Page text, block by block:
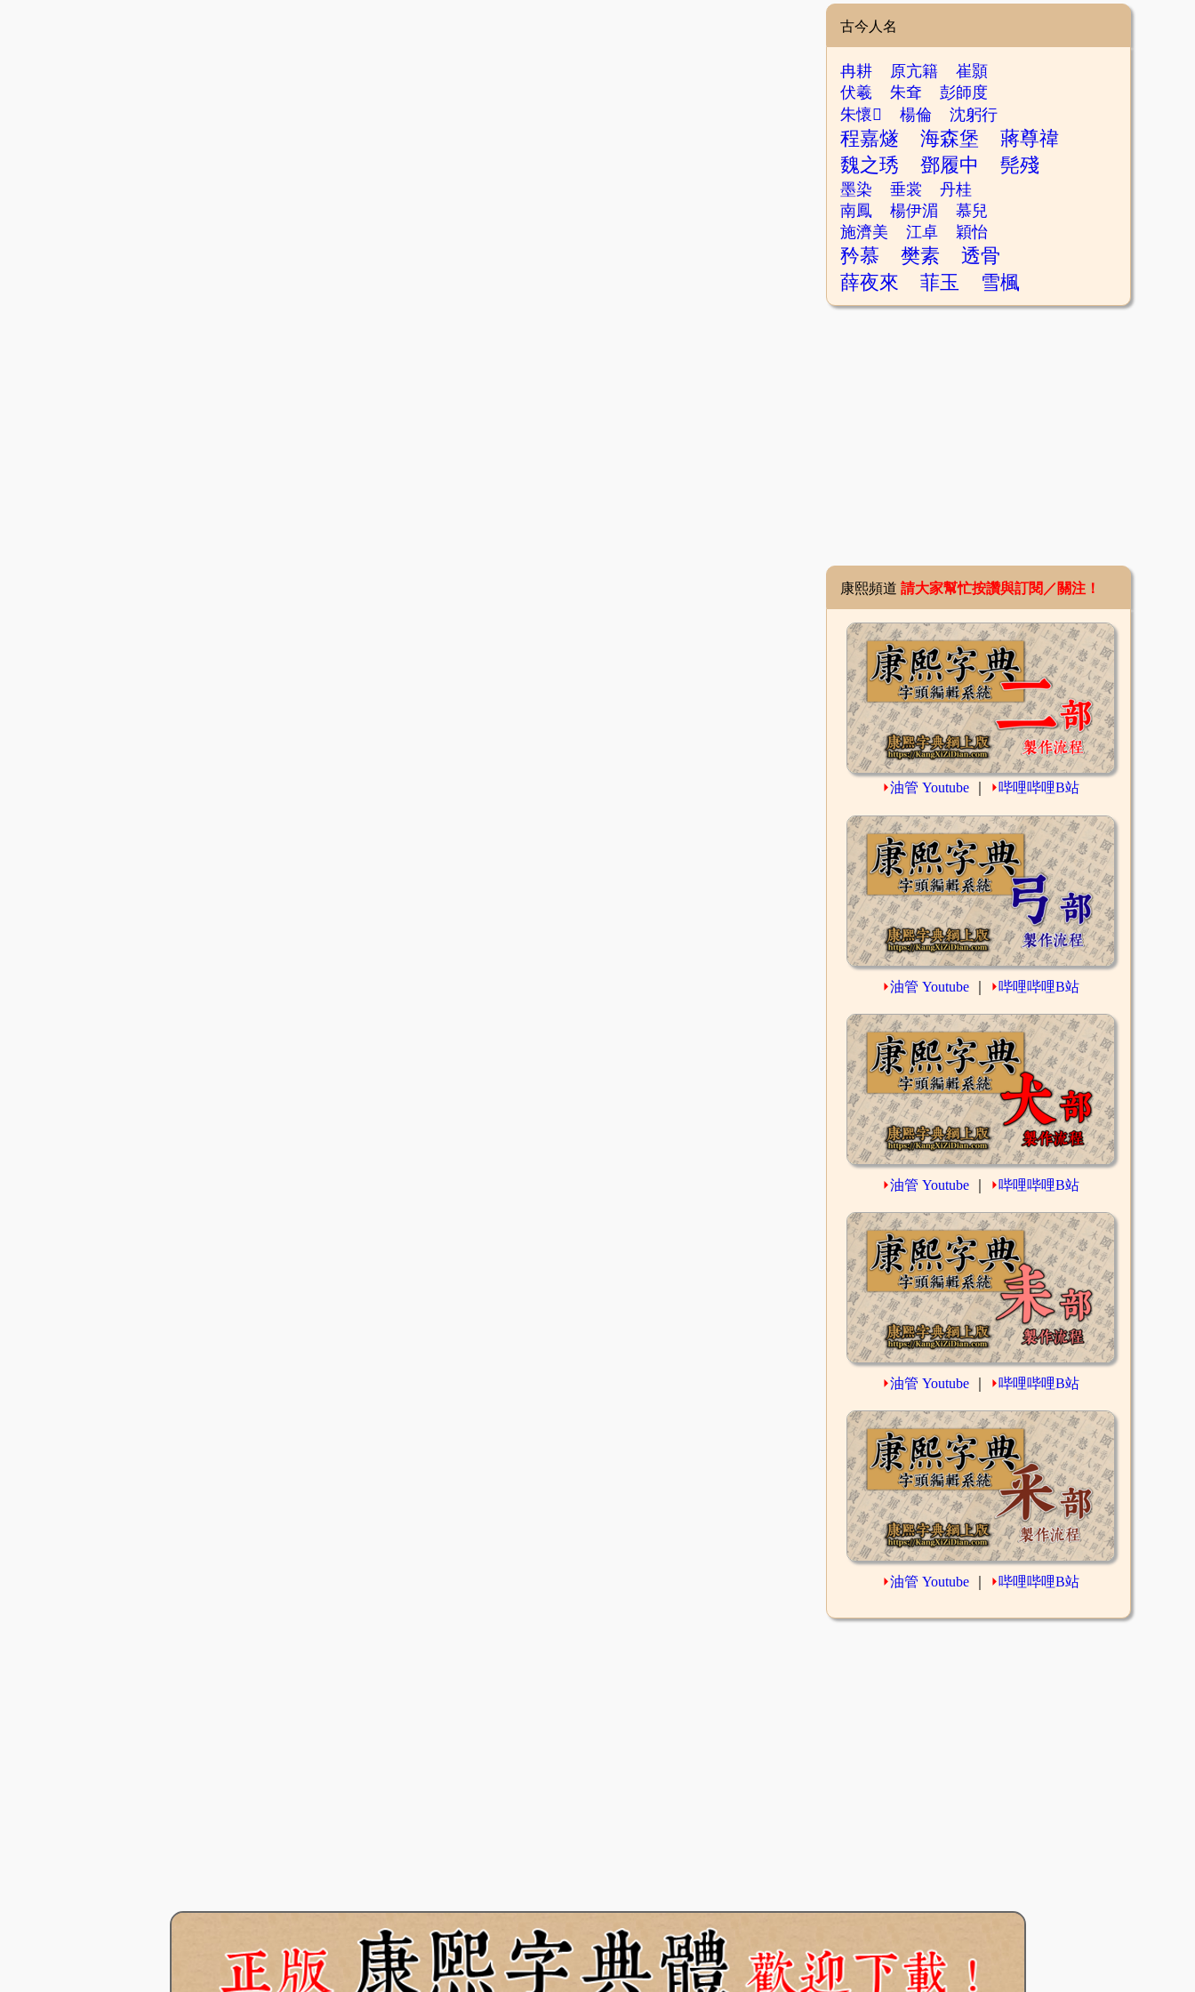
古今人名
冉耕 原亢籍
崔顥
伏羲
朱耷
彭師度
朱懷𡋧
楊倫 沈躬行
程嘉燧 海森堡
蔣尊禕
魏之琇
鄧履中 髡殘
墨染 垂裳
丹桂
南鳳
楊伊湄
慕兒
施濟美
江卓 穎怡
矜慕 樊素
透骨
薛夜來
菲玉 雪楓
康熙頻道 請大家幫忙按讚與訂閱／關注！
⏵油管 Youtube ⏵哔哩哔哩B站
⏵油管 Youtube ⏵哔哩哔哩B站
⏵油管 Youtube ⏵哔哩哔哩B站
⏵油管 Youtube ⏵哔哩哔哩B站
⏵油管 Youtube ⏵哔哩哔哩B站